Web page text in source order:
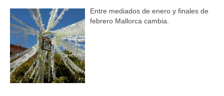
Entre mediados de enero y finales de
febrero Mallorca cambia.